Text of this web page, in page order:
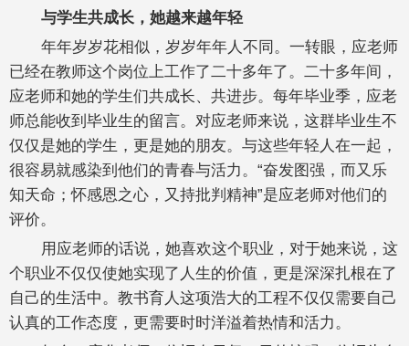
与学生共成长，她越来越年轻
年年岁岁花相似，岁岁年年人不同。一转眼，应老师
已经在教师这个岗位上工作了二十多年了。二十多年间，
应老师和她的学生们共成长、共进步。每年毕业季，应老
师总能收到毕业生的留言。对应老师来说，这群毕业生不
仅仅是她的学生，更是她的朋友。与这些年轻人在一起，
很容易就感染到他们的青春与活力。“奋发图强，而又乐
知天命；怀感恩之心，又持批判精神”是应老师对他们的
评价。
用应老师的话说，她喜欢这个职业，对于她来说，这
个职业不仅仅使她实现了人生的价值，更是深深扎根在了
自己的生活中。教书育人这项浩大的工程不仅仅需要自己
认真的工作态度，更需要时时洋溢着热情和活力。